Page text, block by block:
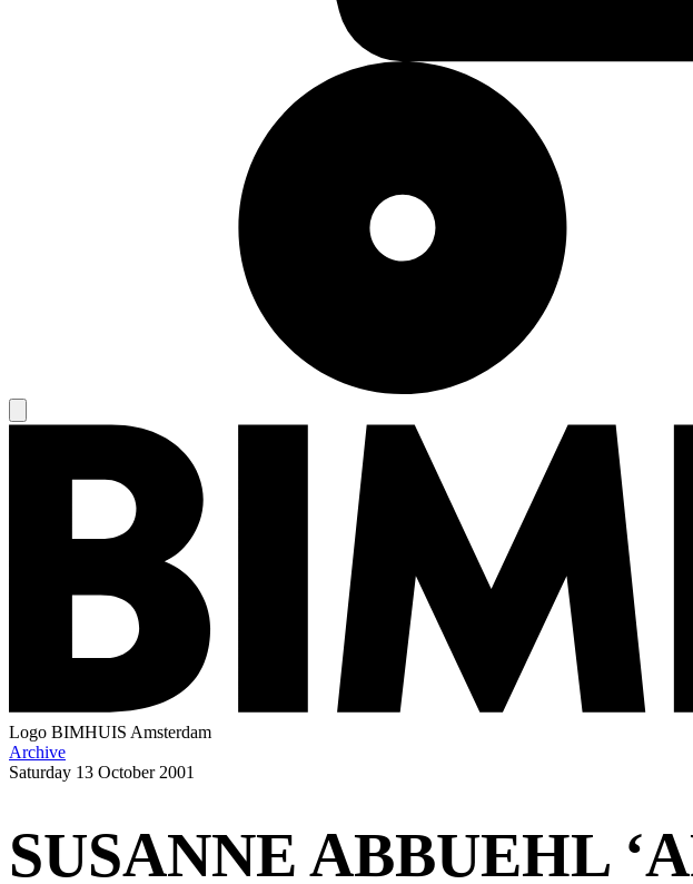
Logo BIMHUIS Amsterdam
Archive
Saturday 13 October 2001
SUSANNE ABBUEHL